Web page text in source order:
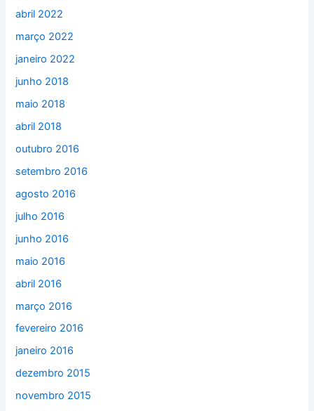
abril 2022
março 2022
janeiro 2022
junho 2018
maio 2018
abril 2018
outubro 2016
setembro 2016
agosto 2016
julho 2016
junho 2016
maio 2016
abril 2016
março 2016
fevereiro 2016
janeiro 2016
dezembro 2015
novembro 2015